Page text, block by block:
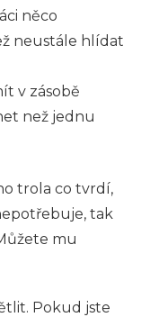
něco
neustále hlídat
v zásobě
než jednu
trola co tvrdí,
tak
mu
Pokud jste